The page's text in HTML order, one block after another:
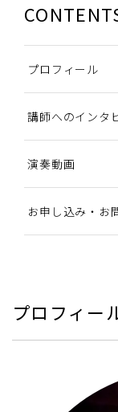
プロフィール
講師へのインタ
演奏動画
お申し込み・お
プロフィー